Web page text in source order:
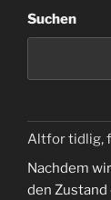
Suchen
Altfor tidlig,
Nachdem
den